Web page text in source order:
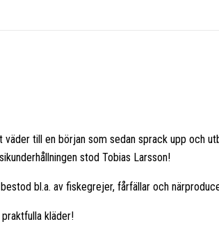
till en början som sedan sprack upp
stod Tobias Larsson!
bl.a. av fiskegrejer, fårfällar och
kläder!